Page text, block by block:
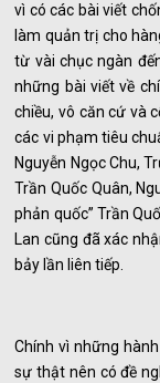
vì có các bài viết
làm quản trị cho
từ vài chục ngàn
những bài viết về
chiều, vô căn cứ và
các vi phạm tiêu
Nguyễn Ngọc Chu,
Trần Quốc Quân,
phản quốc” Trần
Lan cũng đã xác
bảy lần liên tiếp.
Chính vì những
sự thật nên có đề